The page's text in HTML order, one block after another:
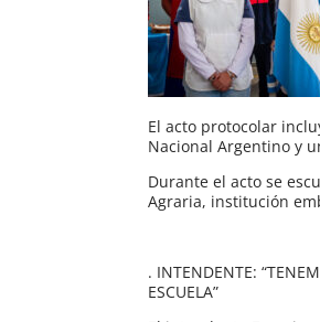
El acto protocolar
Nacional Argentino y
Durante el acto se
Agraria, institución
. INTENDENTE:
ESCUELA”